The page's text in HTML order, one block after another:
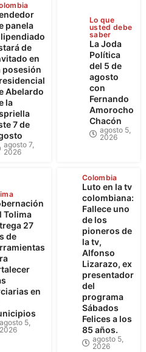
panela
de
en
posesión
Abelardo
la
7 de
agosto 7,
2026
Lo que
usted debe
saber
La Joda
Política
del 5 de
agosto
con
Fernando
Amorocho
Chacón
agosto 5,
2026
Tolima
27
de
en
agosto 5,
2026
Colombia
Luto en la tv
colombiana:
Fallece uno
de los
pioneros de
la tv,
Alfonso
Lizarazo, ex
presentador
del
programa
Sábados
Felices a los
85 años.
agosto 5,
2026